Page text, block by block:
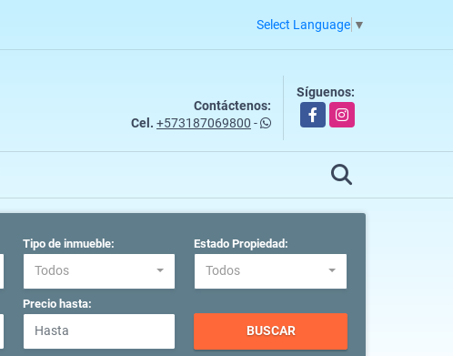
Select Language ▼
Contáctenos:
Cel. +573187069800 -
Síguenos:
FacebookInstagram
Tipo de inmueble:
Todos
Estado Propiedad:
Todos
Precio hasta:
BUSCAR